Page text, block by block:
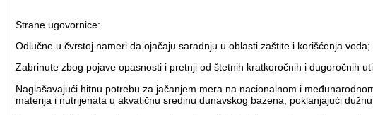
Strane ugovornice:
Odlučne u čvrstoj nameri da ojačaju saradnju u oblasti zaštite i korišćenja voda;
Zabrinute zbog pojave opasnosti i pretnji od štetnih kratkoročnih i dugoročnih
Naglašavajući hitnu potrebu za jačanjem mera na nacionalnom i
materija i nutrijenata u akvatičnu sredinu dunavskog bazena, poklanjajući